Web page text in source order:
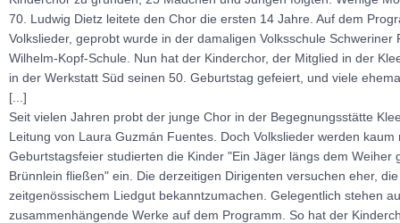
70. Ludwig Dietz leitete den Chor die ersten 14 Jahre. Auf dem
Volkslieder, geprobt wurde in der damaligen Volksschule Schweriner
Wilhelm-Kopf-Schule. Nun hat der Kinderchor, der Mitglied in der
in der Werkstatt Süd seinen 50. Geburtstag gefeiert, und viele
[...]
Seit vielen Jahren probt der junge Chor in der Begegnungsstätte
Leitung von Laura Guzmán Fuentes. Doch Volkslieder werden
Geburtstagsfeier studierten die Kinder "Ein Jäger längs dem Weiher
Brünnlein fließen" ein. Die derzeitigen Dirigenten versuchen eher,
zeitgenössischem Liedgut bekanntzumachen. Gelegentlich stehen
zusammenhängende Werke auf dem Programm. So hat der